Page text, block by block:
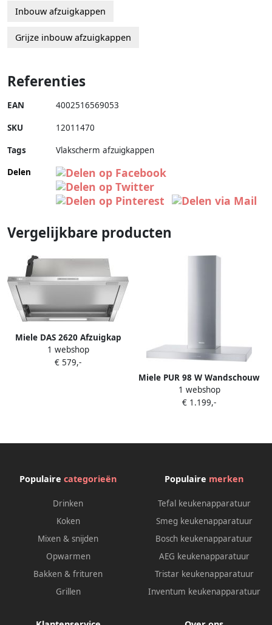
Inbouw afzuigkappen
Grijze inbouw afzuigkappen
Referenties
EAN 4002516569053
SKU 12011470
Tags
Vlakscherm afzuigkappen
Delen
Vergelijkbare producten
Miele DAS 2620 Afzuigkap
Roestvrij staal
1 webshop
€ 579,-
Miele PUR 98 W Wandschouw
afzuigkap 90 cm 650 m³ u
LED
1 webshop
€ 1.199,-
Populaire categorieën
Drinken
Koken
Mixen & snijden
Opwarmen
Bakken & frituren
Grillen
Populaire merken
Tefal keukenapparatuur
Smeg keukenapparatuur
Bosch keukenapparatuur
AEG keukenapparatuur
Tristar keukenapparatuur
Inventum keukenapparatuur